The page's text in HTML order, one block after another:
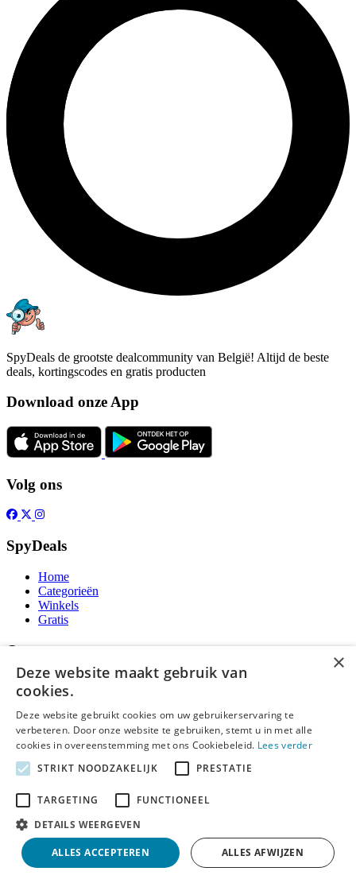
SpyDeals de grootste dealcommunity van België! Altijd de beste
deals, kortingscodes en gratis producten
Download onze App
Volg ons
SpyDeals
Home
Categorieën
Winkels
Gratis
Over
Over ons
Contact
Publicatieregels
Legal
Privacy
Algemene Voorwaarden
Notice and Takedown
Copyright ©SpyDeals 2026. Alle rechten voorbehouden.
×
Deze website maakt gebruik van
cookies.
Deze website gebruikt cookies om uw gebruikerservaring te
verbeteren. Door onze website te gebruiken, stemt u in met alle
cookies in overeenstemming met ons Cookiebeleid. Lees verder
STRIKT NOODZAKELIJK
PRESTATIE
TARGETING
FUNCTIONEEL
DETAILS WEERGEVEN
ALLES ACCEPTEREN ALLES AFWIJZEN